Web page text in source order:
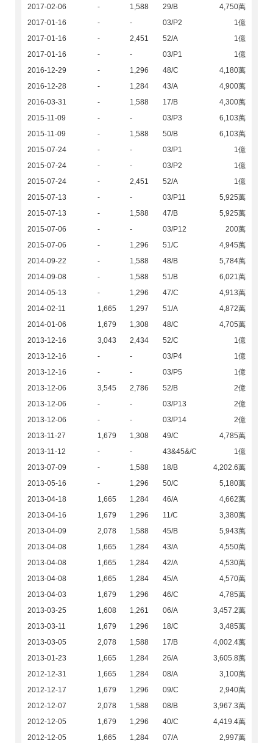
2017-02-06
- 1,588 29/B
4,750萬
2017-01-16
- - 03/P2
1億
2017-01-16
- 2,451 52/A
1億
2017-01-16
- - 03/P1
1億
2016-12-29
- 1,296 48/C
4,180萬
2016-12-28
- 1,284 43/A
4,900萬
2016-03-31
- 1,588 17/B
4,300萬
2015-11-09
- - 03/P3
6,103萬
2015-11-09
- 1,588 50/B
6,103萬
2015-07-24
- - 03/P1
1億
2015-07-24
- - 03/P2
1億
2015-07-24
- 2,451 52/A
1億
2015-07-13
- - 03/P11
5,925萬
2015-07-13
- 1,588 47/B
5,925萬
2015-07-06
- - 03/P12
200萬
2015-07-06
- 1,296 51/C
4,945萬
2014-09-22
- 1,588 48/B
5,784萬
2014-09-08
- 1,588 51/B
6,021萬
2014-05-13
- 1,296 47/C
4,913萬
2014-02-11
1,665 1,297 51/A
4,872萬
2014-01-06
1,679 1,308 48/C
4,705萬
2013-12-16
3,043 2,434 52/C
1億
2013-12-16
- - 03/P4
1億
2013-12-16
- - 03/P5
1億
2013-12-06
3,545 2,786 52/B
2億
2013-12-06
- - 03/P13
2億
2013-12-06
- - 03/P14
2億
2013-11-27
1,679 1,308 49/C
4,785萬
2013-11-12
- - 43&45&/C
1億
2013-07-09
- 1,588 18/B
4,202.6萬
2013-05-16
- 1,296 50/C
5,180萬
2013-04-18
1,665 1,284 46/A
4,662萬
2013-04-16
1,679 1,296 11/C
3,380萬
2013-04-09
2,078 1,588 45/B
5,943萬
2013-04-08
1,665 1,284 43/A
4,550萬
2013-04-08
1,665 1,284 42/A
4,530萬
2013-04-08
1,665 1,284 45/A
4,570萬
2013-04-03
1,679 1,296 46/C
4,785萬
2013-03-25
1,608 1,261 06/A
3,457.2萬
2013-03-11
1,679 1,296 18/C
3,485萬
2013-03-05
2,078 1,588 17/B
4,002.4萬
2013-01-23
1,665 1,284 26/A
3,605.8萬
2012-12-31
1,665 1,284 08/A
3,100萬
2012-12-17
1,679 1,296 09/C
2,940萬
2012-12-07
2,078 1,588 08/B
3,967.3萬
2012-12-05
1,679 1,296 40/C
4,419.4萬
2012-12-05
1,665 1,284 07/A
2,997萬